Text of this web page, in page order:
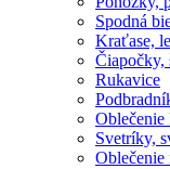
Spodná
Kraťase,
Čiapočky,
Rukavice
Oblečenie
Svetríky,
Oblečenie